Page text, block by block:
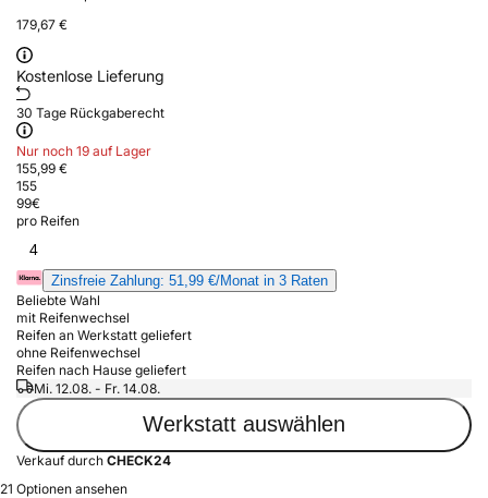
179,67 €
Kostenlose Lieferung
30 Tage Rückgaberecht
Nur noch 19 auf Lager
155,99 €
155
99€
pro Reifen
4
Zinsfreie Zahlung: 51,99 €/Monat in 3 Raten
Beliebte Wahl
mit Reifenwechsel
Reifen an Werkstatt geliefert
ohne Reifenwechsel
Reifen nach Hause geliefert
Mi. 12.08. - Fr. 14.08.
Werkstatt auswählen
Verkauf durch CHECK24
21 Optionen ansehen